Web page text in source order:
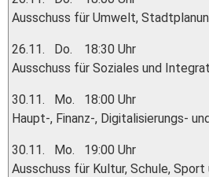
Ausschuss für Umwelt,
26.11. Do.
18:30 Uhr
Ausschuss für Soziales und
30.11. Mo.
18:00 Uhr
Haupt-, Finanz-, Digitalisierungs-
30.11. Mo.
19:00 Uhr
Ausschuss für Kultur, Schule, Sport